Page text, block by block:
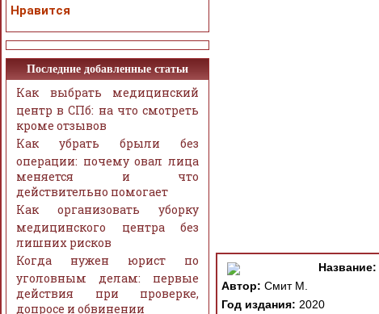
Название:
Автор: Смит М.
Год издания: 2020
Нравится
Последние добавленные статьи
Как выбрать медицинский
центр в СПб: на что смотреть
кроме отзывов
Как убрать брыли без
операции: почему овал лица
меняется и что
действительно помогает
Как организовать уборку
медицинского центра без
лишних рисков
Когда нужен юрист по
уголовным делам: первые
действия при проверке,
допросе и обвинении